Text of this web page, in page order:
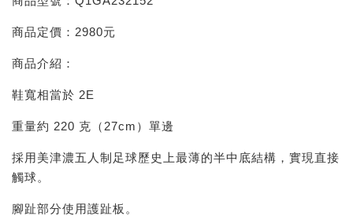
商品定價：2980元
商品介紹：
鞋寬相當於 2E
重量約 220 克（27cm）單邊
採用美津濃五人制足球歷史上最薄的半中底結構，實現直接
觸球。
腳趾部分使用護趾板。